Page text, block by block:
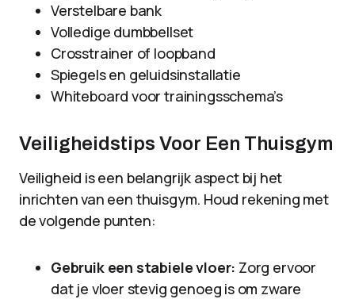
Verstelbare bank
Volledige dumbbellset
Crosstrainer of loopband
Spiegels en geluidsinstallatie
Whiteboard voor trainingsschema’s
Veiligheidstips Voor Een Thuisgym
Veiligheid is een belangrijk aspect bij het
inrichten van een thuisgym. Houd rekening met
de volgende punten:
Gebruik een stabiele vloer: Zorg ervoor
dat je vloer stevig genoeg is om zware